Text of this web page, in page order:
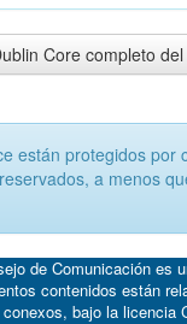
Core completo
están protegidos por
a menos
de Comunicación es
contenidos están
bajo la licencia